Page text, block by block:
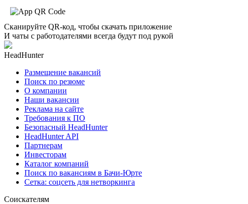
Сканируйте QR-код, чтобы скачать приложение
И чаты с работодателями всегда будут под рукой
HeadHunter
Размещение вакансий
Поиск по резюме
О компании
Наши вакансии
Реклама на сайте
Требования к ПО
Безопасный HeadHunter
HeadHunter API
Партнерам
Инвесторам
Каталог компаний
Поиск по вакансиям в Бачи-Юрте
Сетка: соцсеть для нетворкинга
Соискателям